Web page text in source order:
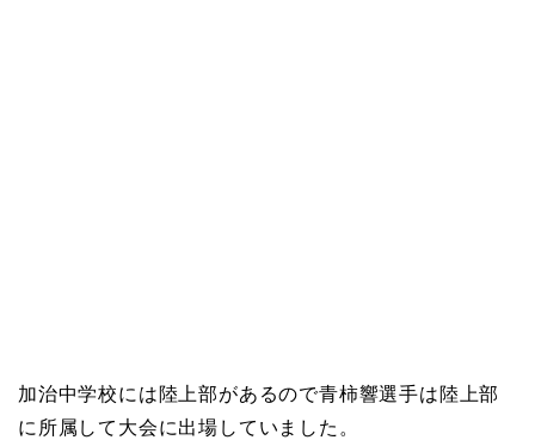
加治中学校には陸上部があるので青柿響選手は陸上部
に所属して大会に出場していました。